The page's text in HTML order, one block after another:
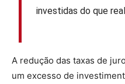
investidas do que
A redução das taxas de
um excesso de